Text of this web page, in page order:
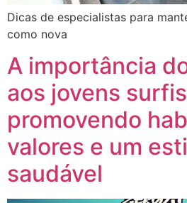
Dicas de especialistas para
como nova
A importância
aos jovens
promovendo
valores e um
saudável